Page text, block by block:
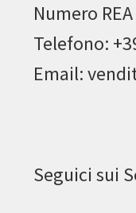
Numero
Telefono:
Email:
Seguici sui